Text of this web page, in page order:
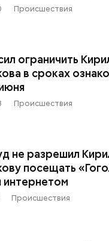
Происшествия
ограничить
в сроках
Происшествия
не разрешил
посещать
интернетом
Происшествия